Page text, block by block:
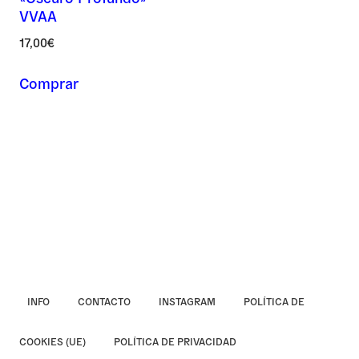
VVAA
17,00€
Comprar
INFO CONTACTO INSTAGRAM POLÍTICA DE
COOKIES (UE) POLÍTICA DE PRIVACIDAD
Asunto *